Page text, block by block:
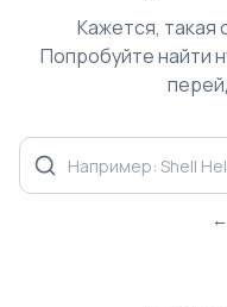
Кажется, такая
Попробуйте найти